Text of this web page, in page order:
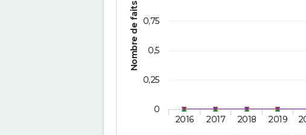
Nombre de faits
2016 2017 2018 2019
0
0,25
0,5
0,75